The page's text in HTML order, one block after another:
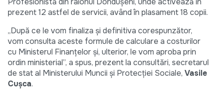
prezent 12 astfel de servicii, având în plasament 18 copii.
„După ce le vom finaliza și definitiva corespunzător,
vom consulta aceste formule de calculare a costurilor
cu Ministerul Finanțelor și, ulterior, le vom aproba prin
ordin ministerial”, a spus, prezent la consultări, secretarul
de stat al Ministerului Muncii și Protecției Sociale, Vasile
Cușca.